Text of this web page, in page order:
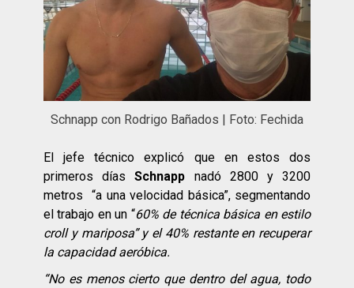
Schnapp con Rodrigo Bañados | Foto: Fechida
El jefe técnico explicó que en estos dos
primeros díasSchnapp nadó 2800 y 3200
metros “a una velocidad básica”, segmentando
el trabajo en un “60% de técnica básica en estilo
croll y mariposa” y el 40% restante en recuperar
la capacidad aeróbica.
“No es menos cierto que dentro del agua, todo